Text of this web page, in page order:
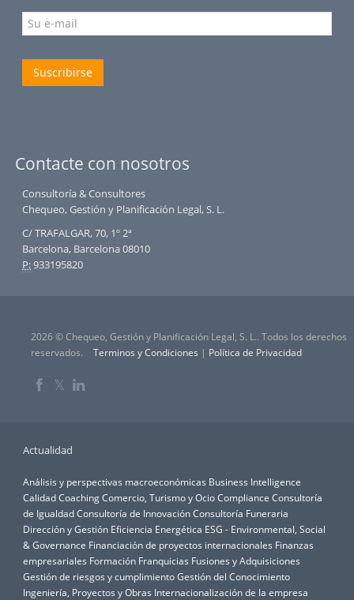
Suscribirse
Contacte con nosotros
Consultoría & Consultores
Chequeo, Gestión y Planificación Legal, S. L.
C/ TRAFALGAR, 70, 1º 2ª
Barcelona, Barcelona 08010
P:933195820
2026 © Chequeo, Gestión y Planificación Legal, S. L.. Todos los derechos
reservados.
Terminos y Condiciones | Política de Privacidad
𝕏
Actualidad
Análisis y perspectivas macroeconómicas Business Intelligence
CalidadCoachingComercio, Turismo y OcioCompliance Consultoría
de IgualdadConsultoría de InnovaciónConsultoría Funeraria
Dirección y Gestión Eficiencia Energética ESG - Environmental, Social
& Governance Financiación de proyectos internacionales Finanzas
empresariales Formación Franquicias Fusiones y Adquisiciones
Gestión de riesgos y cumplimientoGestión del Conocimiento
Ingeniería, Proyectos y Obras Internacionalización de la empresa